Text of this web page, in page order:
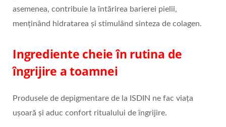
asemenea, contribuie la întărirea barierei pielii,
menținând hidratarea și stimulând sinteza de colagen.
Ingrediente cheie în rutina de
îngrijire a toamnei
Produsele de depigmentare de la ISDIN ne fac viața
ușoară și aduc confort ritualului de îngrijire.